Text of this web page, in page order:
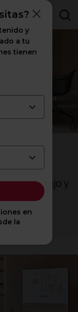
de trabajo y
ideas.
y
a tu
tienen
en
la